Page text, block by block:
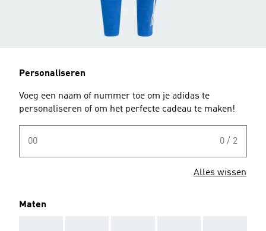
Personaliseren
Voeg een naam of nummer toe om je adidas te
personaliseren of om het perfecte cadeau te maken!
00 0 / 2
Alles wissen
Maten